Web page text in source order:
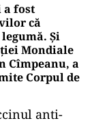
a fost
că
Și
Mondiale
Cîmpeanu, a
Corpul de
anti-